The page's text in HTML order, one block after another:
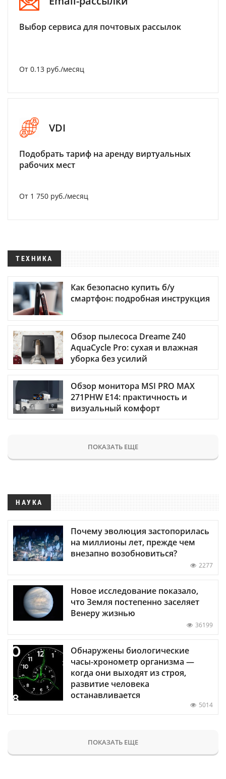
Выбор сервиса для почтовых рассылок
От 0.13 руб./месяц
VDI
Подобрать тариф на аренду виртуальных
рабочих мест
От 1 750 руб./месяц
ТЕХНИКА
Как безопасно купить б/у
смартфон: подробная инструкция
Обзор пылесоса Dreame Z40
AquaCycle Pro: сухая и влажная
уборка без усилий
Обзор монитора MSI PRO MAX
271PHW E14: практичность и
визуальный комфорт
ПОКАЗАТЬ ЕЩЕ
НАУКА
Почему эволюция застопорилась
на миллионы лет, прежде чем
внезапно возобновиться?
2277
Новое исследование показало,
что Земля постепенно заселяет
Венеру жизнью
36199
Обнаружены биологические
часы-хронометр организма —
когда они выходят из строя,
развитие человека
останавливается
5014
ПОКАЗАТЬ ЕЩЕ